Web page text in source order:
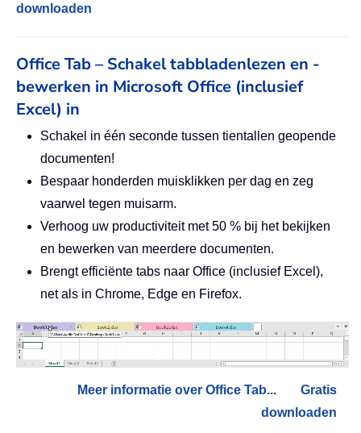
downloaden
Office Tab – Schakel tabbladenlezen en -
bewerken in Microsoft Office (inclusief
Excel) in
Schakel in één seconde tussen tientallen geopende
documenten!
Bespaar honderden muisklikken per dag en zeg
vaarwel tegen muisarm.
Verhoog uw productiviteit met 50 % bij het bekijken
en bewerken van meerdere documenten.
Brengt efficiënte tabs naar Office (inclusief Excel),
net als in Chrome, Edge en Firefox.
Meer informatie over Office Tab...
Gratis
downloaden